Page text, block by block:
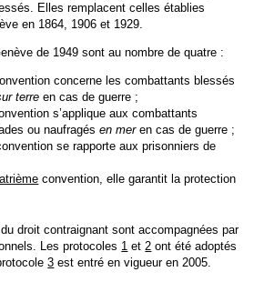
Elles remplacent celles établies
en 1864, 1906 et 1929.
de 1949 sont au nombre de quatre :
concerne les combattants blessés
terre en cas de guerre ;
s’applique aux combattants
ou naufragésen meren cas de guerre ;
se rapporte aux prisonniers de
convention, elle garantit la protection
droit contraignant sont accompagnées par
Les protocoles 1 et 2 ont été adoptés
3 est entré en vigueur en 2005.